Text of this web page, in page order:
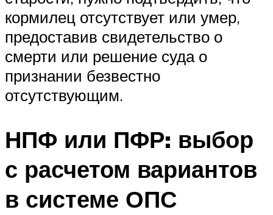
кормилец отсутствует или умер,
предоставив свидетельство о
смерти или решение суда о
признании безвестно
отсутствующим.
НПФ или ПФР: выбор
с расчетом вариантов
в системе ОПС